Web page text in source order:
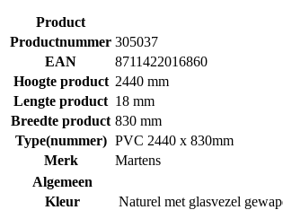
Product
Productnummer 305037
EAN
8711422016860
Hoogte product 2440 mm
Lengte product 18 mm
Breedte product 830 mm
Type(nummer) PVC 2440 x 830mm
Merk
Martens
Algemeen
Kleur
Naturel met glasvezel